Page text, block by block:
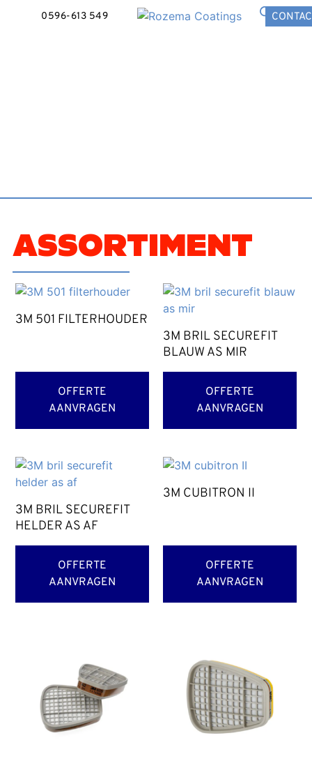
0596-613 549
ASSORTIMENT
3M 501 FILTERHOUDER
OFFERTE
AANVRAGEN
3M BRIL SECUREFIT
BLAUW AS MIR
OFFERTE
AANVRAGEN
3M BRIL SECUREFIT
HELDER AS AF
OFFERTE
AANVRAGEN
3M CUBITRON II
OFFERTE
AANVRAGEN